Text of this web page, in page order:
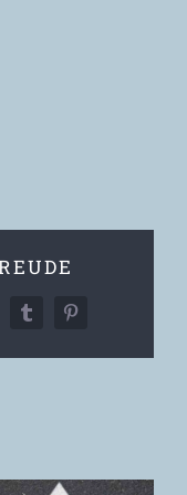
TumblrPinterest